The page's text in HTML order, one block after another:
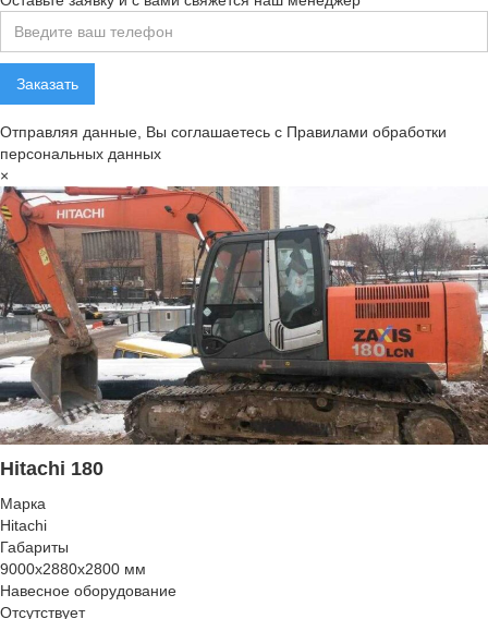
Отправляя данные, Вы соглашаетесь с Правилами обработки
персональных данных
×
Hitachi 180
Марка
Hitachi
Габариты
9000x2880x2800 мм
Навесное оборудование
Отсутствует